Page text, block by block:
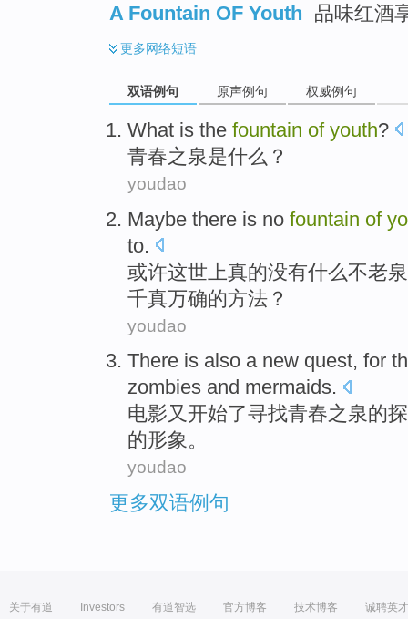
A Fountain OF Youth 品味红酒
更多网络短语
双语例句 原声例句 权威例句
What is the fountain of youth?
青春之泉是什么 ？
youdao
Maybe there is no fountain of
to.
或许这世上真的没有什么不老
千真万确的方法 ？
youdao
There is also anew quest, for
zombies and mermaids.
电影又开始了寻找青春之泉的
的形象。
youdao
更多双语例句
关于有道 Investors 有道智选 官方博客 技术博客 诚聘英才